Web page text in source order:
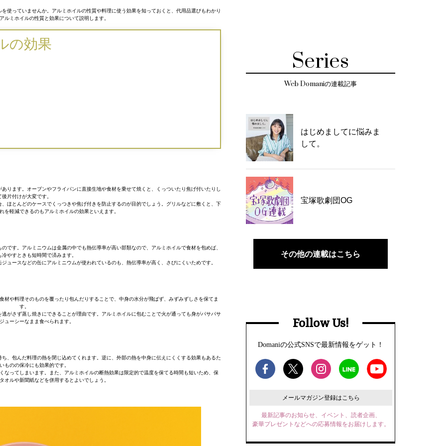
使っていませんか。アルミホイルの性質や料理に使う効果を知っておくと、代用品選びもわかり
ルミホイルの性質と効果について説明します。
の効果
ります。オーブンやフライパンに直接生地や食材を乗せて焼くと、くっついたり焦げ付いたりし
後片付けが大変です。
ほとんどのケースでくっつきや焦げ付きを防止するのが目的でしょう。グリルなどに敷くと、下
を軽減できるのもアルミホイルの効果といえます。
です。アルミニウムは金属の中でも熱伝導率が高い部類なので、アルミホイルで食材を包めば、
やすときも短時間で済みます。
ュースなどの缶にアルミニウムが使われているのも、熱伝導率が高く、さびにくいためです。
や料理そのものを覆ったり包んだりすることで、中身の水分が飛ばず、みずみずしさを保てま
す。
がさず蒸し焼きにできることが理由です。アルミホイルに包むことで火が通っても身がパサパサ
ューシーなまま食べられます。
、包んだ料理の熱を閉じ込めてくれます。逆に、外部の熱を中身に伝えにくくする効果もあるた
ものの保冷にも効果的です。
ってしまいます。また、アルミホイルの断熱効果は限定的で温度を保てる時間も短いため、保
オルや新聞紙などを併用するとよいでしょう。
Series
Web Domaniの連載記事
はじめましてに悩みま
して。
宝塚歌劇団OG
その他の連載はこちら
Follow Us!
Domaniの公式SNSで最新情報をゲット！
メールマガジン登録はこちら
最新記事のお知らせ、イベント、読者企画、
豪華プレゼントなどへの応募情報をお届けします。